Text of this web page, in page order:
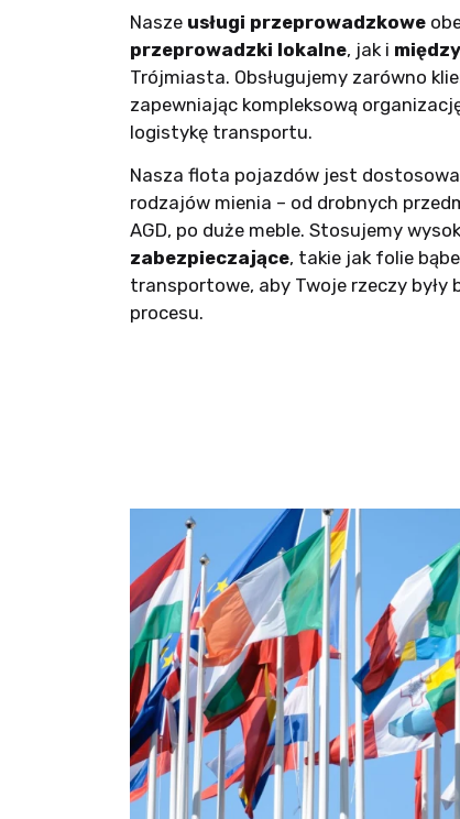
Nasze usługi przeprowadzkowe
przeprowadzki lokalne, jak i
Trójmiasta. Obsługujemy zarówno
zapewniając kompleksową
logistykę transportu.
Nasza flota pojazdów jest
rodzajów mienia – od drobnych
AGD, po duże meble. Stosujemy
zabezpieczające, takie jak folie
transportowe, aby Twoje rzeczy były
procesu.